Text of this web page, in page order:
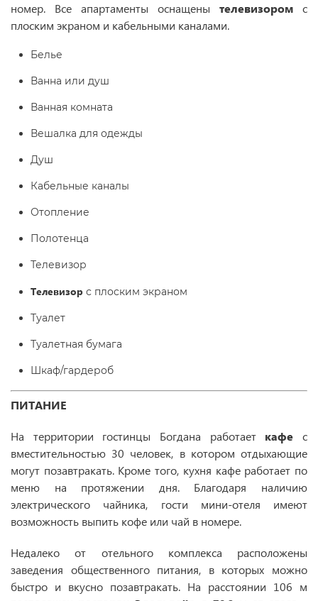
номер. Все апартаменты оснащены телевизором с
плоским экраном и кабельными каналами.
Белье
Ванна или душ
Ванная комната
Вешалка для одежды
Душ
Кабельные каналы
Отопление
Полотенца
Телевизор
Телевизор с плоским экраном
Туалет
Туалетная бумага
Шкаф/гардероб
ПИТАНИЕ
На территории гостинцы Богдана работает кафе с
вместительностью 30 человек, в котором отдыхающие
могут позавтракать. Кроме того, кухня кафе работает по
меню на протяжении дня. Благодаря наличию
электрического чайника, гости мини-отеля имеют
возможность выпить кофе или чай в номере.
Недалеко от отельного комплекса расположены
заведения общественного питания, в которых можно
быстро и вкусно позавтракать. На расстоянии 106 м